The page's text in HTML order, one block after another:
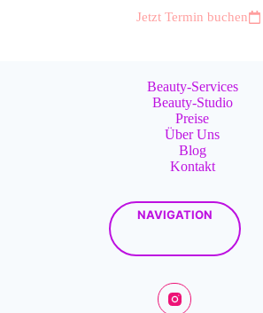
Jetzt Termin buchen
Beauty-Services
Beauty-Studio
Preise
Über Uns
Blog
Kontakt
NAVIGATION